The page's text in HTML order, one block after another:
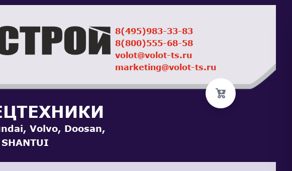
Volvo, Doosan,
8(495)983-33-83
8(800)555-68-58
volot@volot-ts.ru
marketing@volot-ts.ru